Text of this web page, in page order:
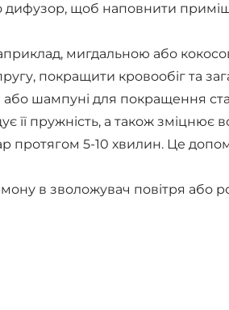
дифузор, щоб наповнити
мигдальною або
покращити кровообіг та
або шампуні для покращення
пружність, а також зміцнює
протягом 5-10 хвилин. Це
в зволожувач повітря